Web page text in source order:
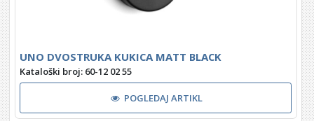
UNO DVOSTRUKA KUKICA MATT BLACK
Kataloški broj: 60-12 02 55
POGLEDAJ ARTIKL